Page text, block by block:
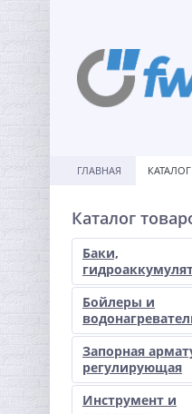
ГЛАВНАЯ КАТАЛОГ
Каталог
Баки,
Бойлеры и
Запорная
регулирующая
Инструмент и